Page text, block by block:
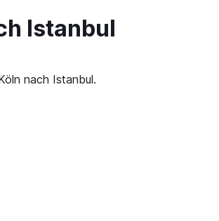
Istanbul
nach Istanbul.